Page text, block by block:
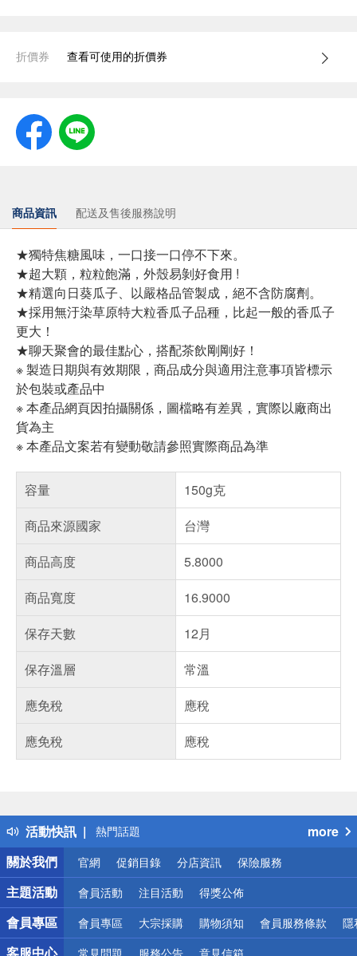
折價券 查看可使用的折價券
商品資訊 配送及售後服務說明
★獨特焦糖風味，一口接一口停不下來。
★超大顆，粒粒飽滿，外殼易剝好食用 !
★精選向日葵瓜子、以嚴格品管製成，絕不含防腐劑。
★採用無汙染草原特大粒香瓜子品種，比起一般的香瓜子
更大！
★聊天聚會的最佳點心，搭配茶飲剛剛好！
※ 製造日期與有效期限，商品成分與適用注意事項皆標示
於包裝或產品中
※ 本產品網頁因拍攝關係，圖檔略有差異，實際以廠商出
貨為主
※ 本產品文案若有變動敬請參照實際商品為準
容量
150g克
商品來源國家
台灣
商品高度
5.8000
商品寬度
16.9000
保存天數
12月
保存溫層
常溫
應免稅
應稅
應免稅
應稅
活動快訊
得獎公告
熱門話題
銀行優惠
偏遠地區配送
詐騙網頁！請小心！
more
關於我們
官網 促銷目錄 分店資訊 保險服務
主題活動 會員活動 注目活動 得獎公佈
會員專區 會員專區 大宗採購 購物須知 會員服務條款 隱
常見問題 服務公告 意見信箱